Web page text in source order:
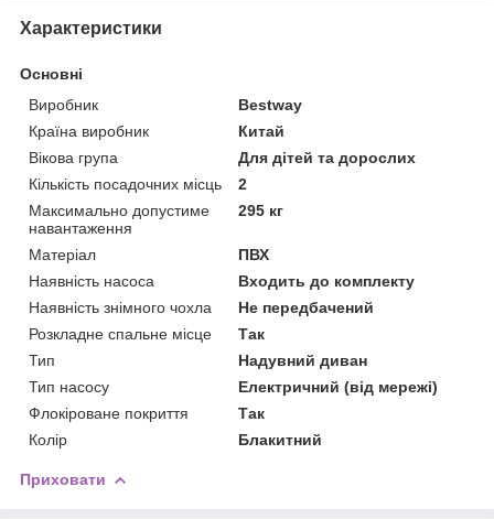
Характеристики
Основні
Виробник
Bestway
Країна виробник
Китай
Вікова група
Для дітей та дорослих
Кількість посадочних місць
2
Максимально допустиме
навантаження
295 кг
Матеріал
ПВХ
Наявність насоса
Входить до комплекту
Наявність знімного чохла
Не передбачений
Розкладне спальне місце
Так
Тип
Надувний диван
Тип насосу
Електричний (від мережі)
Флокіроване покриття
Так
Колір
Блакитний
Приховати